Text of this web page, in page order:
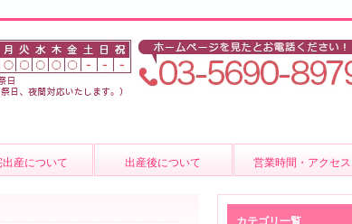
出産について 出産後について 営業時間・アクセス
カテゴリ一覧